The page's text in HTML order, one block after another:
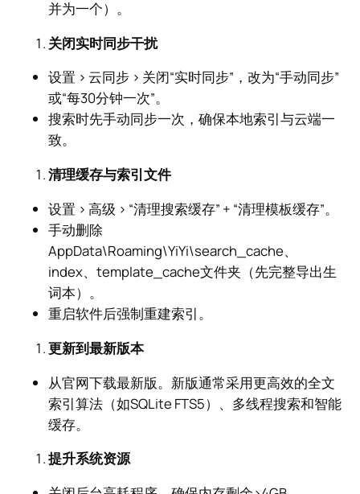
并为一个）。
关闭实时同步干扰
设置 > 云同步 > 关闭“实时同步”，改为“手动同步”
或“每30分钟一次”。
搜索时先手动同步一次，确保本地索引与云端一
致。
清理缓存与索引文件
设置 > 高级 > “清理搜索缓存” + “清理模板缓存”。
手动删除
AppData\Roaming\YiYi\search_cache、
index、template_cache文件夹（先完整导出生
词本）。
重启软件后强制重建索引。
更新到最新版本
从官网下载最新版。新版通常采用更高效的全文
索引算法（如SQLite FTS5）、多线程搜索和智能
缓存。
提升系统资源